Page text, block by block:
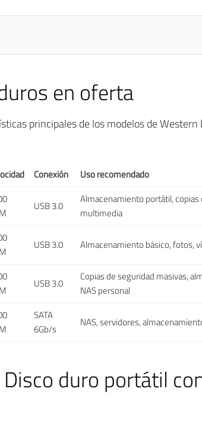
en oferta
principales de los modelos de
Conexión Uso recomendado
USB 3.0
Almacenamiento portátil,
multimedia
USB 3.0 Almacenamiento básico, fotos,
USB 3.0
Copias de seguridad masivas,
NAS personal
SATA
6Gb/s
NAS, servidores,
duro portátil